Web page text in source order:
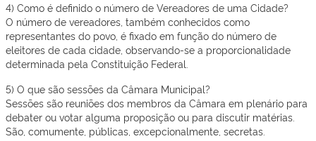
4) Como é definido o número de Vereadores de uma Cidade?
O número de vereadores, também conhecidos como
representantes do povo, é fixado em função do número de
eleitores de cada cidade, observando-se a proporcionalidade
determinada pela Constituição Federal.
5) O que são sessões da Câmara Municipal?
Sessões são reuniões dos membros da Câmara em plenário para
debater ou votar alguma proposição ou para discutir matérias.
São, comumente, públicas, excepcionalmente, secretas.